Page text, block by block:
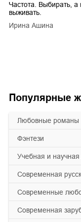
Популярные
любовные романы
фэнтези
учебная и
современная
современные
современная
Частота. Выбирать, а
выживать.
Ирина Ашина